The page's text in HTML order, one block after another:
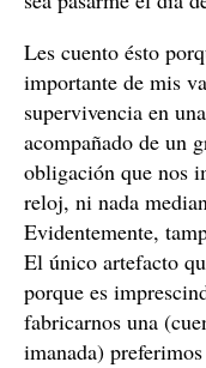
Les cuento ésto
importante de mis
supervivencia en
acompañado de un
obligación que nos
reloj, ni nada
Evidentemente,
El único artefacto
porque es
fabricarnos una
imanada)